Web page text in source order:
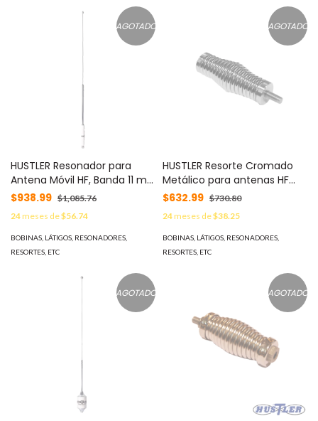
AGOTADO
HUSTLER Resonador para
Antena Móvil HF, Banda 11 m
(27 MHz) MOD: RM-11
$938.99 $1,085.76
24meses de$56.74
BOBINAS, LÁTIGOS, RESONADORES,
RESORTES, ETC
AGOTADO
HUSTLER Resorte Cromado
Metálico para antenas HF
MOD: C-30
$632.99 $730.80
24meses de$38.25
BOBINAS, LÁTIGOS, RESONADORES,
RESORTES, ETC
AGOTADO AGOTADO